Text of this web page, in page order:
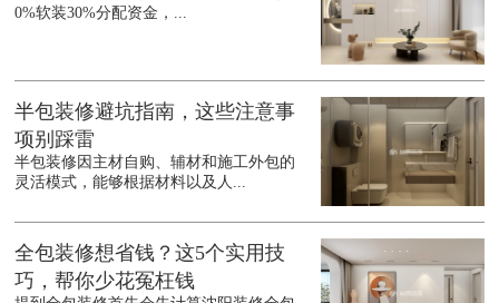
0%软装30%分配资金，...
半包装修避坑指南，这些注意事
项别踩雷
半包装修因主材自购、辅材和施工外包的
灵活模式，能够根据材料以及人...
全包装修想省钱？这5个实用技
巧，帮你少花冤枉钱